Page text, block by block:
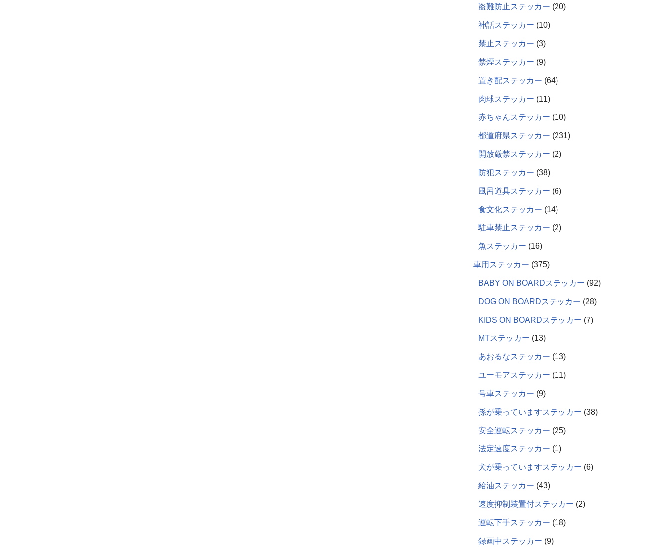
盗難防止ステッカー 20
神話ステッカー 10
禁止ステッカー 3
禁煙ステッカー 9
置き配ステッカー 64
肉球ステッカー 11
赤ちゃんステッカー 10
都道府県ステッカー 231
開放厳禁ステッカー 2
防犯ステッカー 38
風呂道具ステッカー 6
食文化ステッカー 14
駐車禁止ステッカー 2
魚ステッカー 16
車用ステッカー 375
BABY ON BOARDステッカー 92
DOG ON BOARDステッカー 28
KIDS ON BOARDステッカー 7
MTステッカー 13
あおるなステッカー 13
ユーモアステッカー 11
号車ステッカー 9
孫が乗っていますステッカー 38
安全運転ステッカー 25
法定速度ステッカー 1
犬が乗っていますステッカー 6
給油ステッカー 43
速度抑制装置付ステッカー 2
運転下手ステッカー 18
録画中ステッカー 9